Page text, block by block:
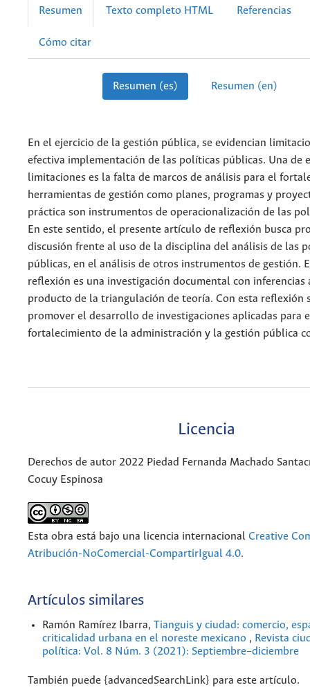
Resumen Texto completo HTML Referencias
Cómo citar
Resumen (es) Resumen (en)
En el ejercicio de la gestión pública, se evidencian
efectiva implementación de las políticas públicas. Una de
limitaciones es la falta de marcos de análisis para el
herramientas de gestión como planes, programas y
práctica son instrumentos de operacionalización de las
En este sentido, el presente artículo de reflexión busca
discusión frente al uso de la disciplina del análisis de las
públicas, en el análisis de otros instrumentos de gestión.
reflexión es una investigación documental con inferencias
producto de la triangulación de teoría. Con esta reflexión
promover el desarrollo de investigaciones aplicadas para
fortalecimiento de la administración y la gestión pública
Licencia
Derechos de autor 2022 Piedad Fernanda Machado
Cocuy Espinosa
Esta obra está bajo una licencia internacional Creative
Atribución-NoComercial-CompartirIgual 4.0.
Artículos similares
Ramón Ramírez Ibarra, Tianguis y ciudad: comercio,
criticalidad urbana en el noreste mexicano , Revista
política: Vol. 8 Núm. 3 (2021): Septiembre–diciembre
También puede {advancedSearchLink} para este artículo.